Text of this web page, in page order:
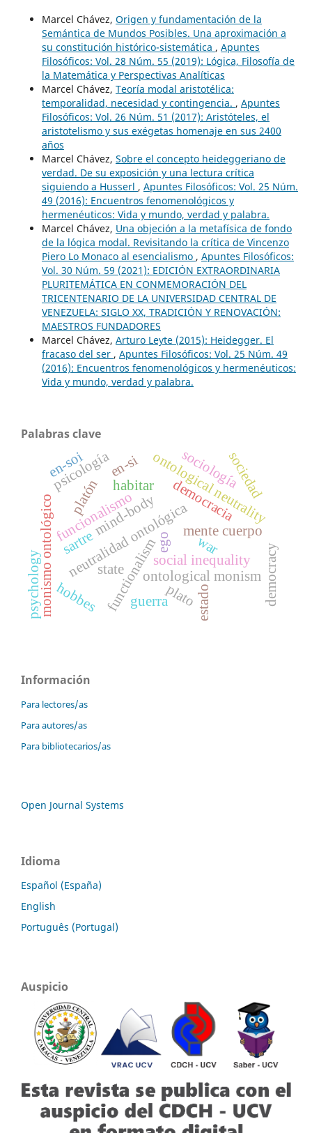
Marcel Chávez, Origen y fundamentación de la
Semántica de Mundos Posibles. Una aproximación a
su constitución histórico-sistemática , Apuntes
Filosóficos: Vol. 28 Núm. 55 (2019): Lógica, Filosofía de
la Matemática y Perspectivas Analíticas
Marcel Chávez, Teoría modal aristotélica:
temporalidad, necesidad y contingencia. , Apuntes
Filosóficos: Vol. 26 Núm. 51 (2017): Aristóteles, el
aristotelismo y sus exégetas homenaje en sus 2400
años
Marcel Chávez, Sobre el concepto heideggeriano de
verdad. De su exposición y una lectura crítica
siguiendo a Husserl , Apuntes Filosóficos: Vol. 25 Núm.
49 (2016): Encuentros fenomenológicos y
hermenéuticos: Vida y mundo, verdad y palabra.
Marcel Chávez, Una objeción a la metafísica de fondo
de la lógica modal. Revisitando la crítica de Vincenzo
Piero Lo Monaco al esencialismo , Apuntes Filosóficos:
Vol. 30 Núm. 59 (2021): EDICIÓN EXTRAORDINARIA
PLURITEMÁTICA EN CONMEMORACIÓN DEL
TRICENTENARIO DE LA UNIVERSIDAD CENTRAL DE
VENEZUELA: SIGLO XX, TRADICIÓN Y RENOVACIÓN:
MAESTROS FUNDADORES
Marcel Chávez, Arturo Leyte (2015): Heidegger. El
fracaso del ser , Apuntes Filosóficos: Vol. 25 Núm. 49
(2016): Encuentros fenomenológicos y hermenéuticos:
Vida y mundo, verdad y palabra.
Palabras clave
funcionalismo
neutralidad ontológicamente cuerpo
monismo ontológico functionalism
ontological neutrality
mind-body
ontological monism
democracia
democracy
social inequality
platón
psicología
plato
psychology
sociedad
sociología
habitar
hobbes guerra estado
war
state
sartre
en-si
ego
en-soi
Información
Para lectores/as
Para autores/as
Para bibliotecarios/as
Open Journal Systems
Idioma
Español (España)
English
Português (Portugal)
Auspicio